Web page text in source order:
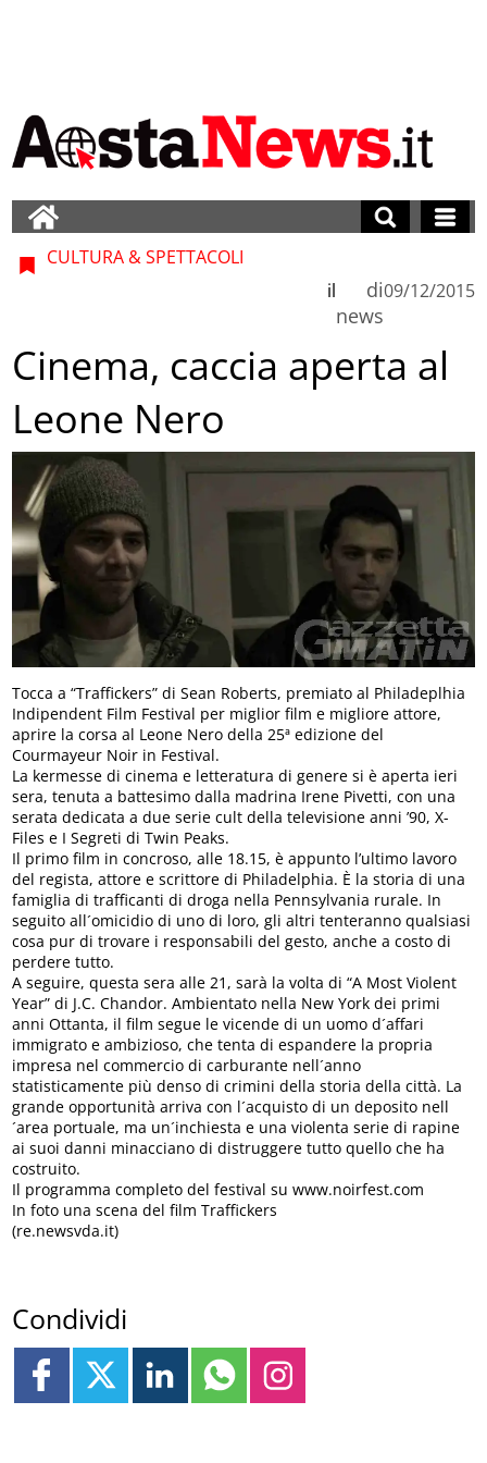
CULTURA & SPETTACOLI
di
news
il 09/12/2015
Cinema, caccia aperta al
Leone Nero
Tocca a “Traffickers” di Sean Roberts, premiato al Philadeplhia
Indipendent Film Festival per miglior film e migliore attore,
aprire la corsa al Leone Nero della 25ª edizione del
Courmayeur Noir in Festival.
La kermesse di cinema e letteratura di genere si è aperta ieri
sera, tenuta a battesimo dalla madrina Irene Pivetti, con una
serata dedicata a due serie cult della televisione anni ’90, X-
Files e I Segreti di Twin Peaks.
Il primo film in concroso, alle 18.15, è appunto l’ultimo lavoro
del regista, attore e scrittore di Philadelphia. È la storia di una
famiglia di trafficanti di droga nella Pennsylvania rurale. In
seguito all´omicidio di uno di loro, gli altri tenteranno qualsiasi
cosa pur di trovare i responsabili del gesto, anche a costo di
perdere tutto.
A seguire, questa sera alle 21, sarà la volta di “A Most Violent
Year” di J.C. Chandor. Ambientato nella New York dei primi
anni Ottanta, il film segue le vicende di un uomo d´affari
immigrato e ambizioso, che tenta di espandere la propria
impresa nel commercio di carburante nell´anno
statisticamente più denso di crimini della storia della città. La
grande opportunità arriva con l´acquisto di un deposito nell
´area portuale, ma un´inchiesta e una violenta serie di rapine
ai suoi danni minacciano di distruggere tutto quello che ha
costruito.
Il programma completo del festival su www.noirfest.com
In foto una scena del film Traffickers
(re.newsvda.it)
Condividi